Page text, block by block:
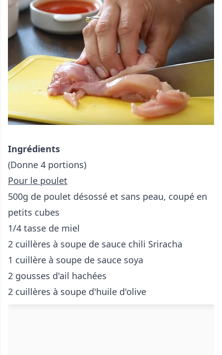
Ingrédients
(Donne 4 portions)
Pour le poulet
500g de poulet désossé et sans peau, coupé en
petits cubes
1/4 tasse de miel
2 cuillères à soupe de sauce chili Sriracha
1 cuillère à soupe de sauce soya
2 gousses d'ail hachées
2 cuillères à soupe d'huile d'olive